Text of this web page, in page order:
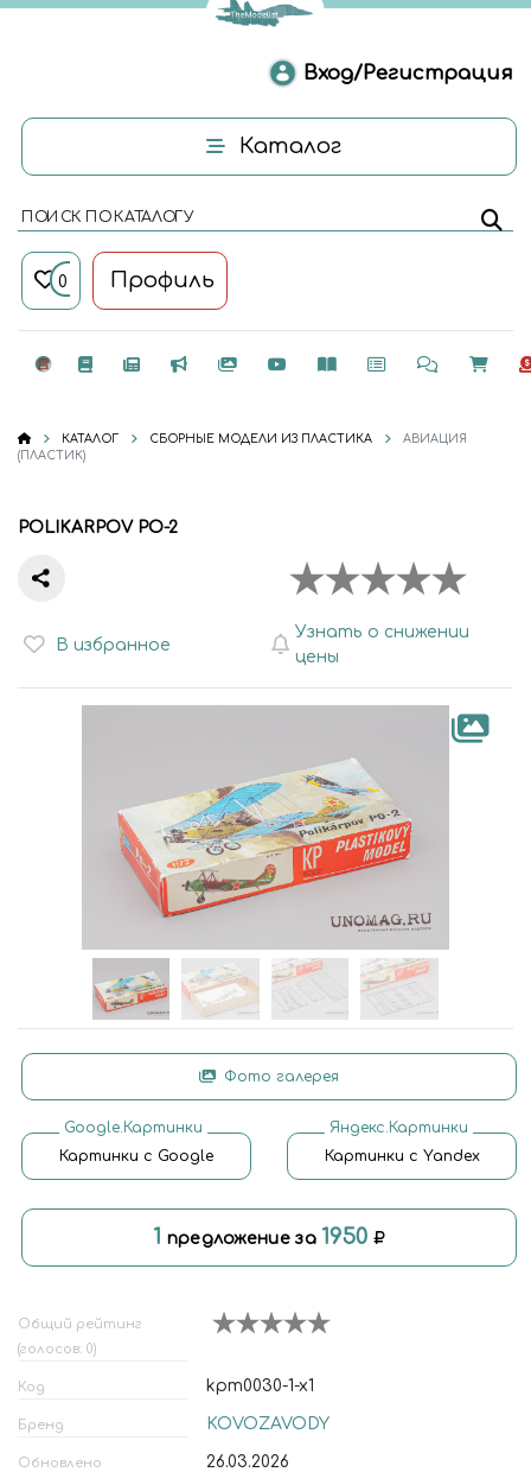
Вход/Регистрация
Каталог
ПОИСК ПО КАТАЛОГУ
0 Профиль
КАТАЛОГ СБОРНЫЕ МОДЕЛИ ИЗ ПЛАСТИКА
АВИАЦИЯ
(ПЛАСТИК)
POLIKARPOV PO-2
В избранное
Узнать о снижении
цены
Фото галерея
Google.Картинки
Картинки с Google
Яндекс.Картинки
Картинки с Yandex
1 предложение за 1950
Общий рейтинг
(голосов: 0)
Код kpm0030-1-x1
Бренд KOVOZAVODY
Обновлено 26.03.2026